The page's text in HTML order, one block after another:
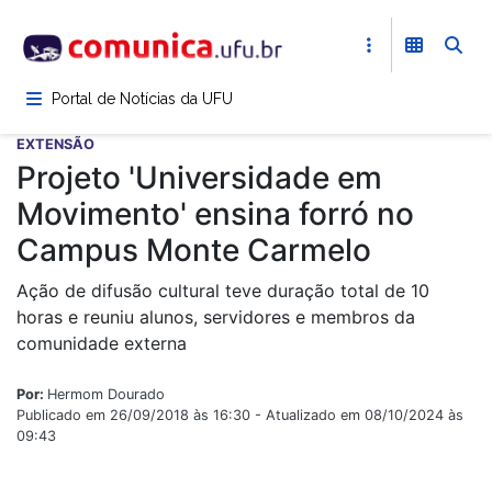
para
conteúdoPortal de Notícias da UFU
EXTENSÃO
Projeto 'Universidade em
Movimento' ensina forró no
Campus Monte Carmelo
Ação de difusão cultural teve duração total de 10
horas e reuniu alunos, servidores e membros da
comunidade externa
Por: Hermom Dourado
Publicado em 26/09/2018 às 16:30 - Atualizado em 08/10/2024 às
09:43